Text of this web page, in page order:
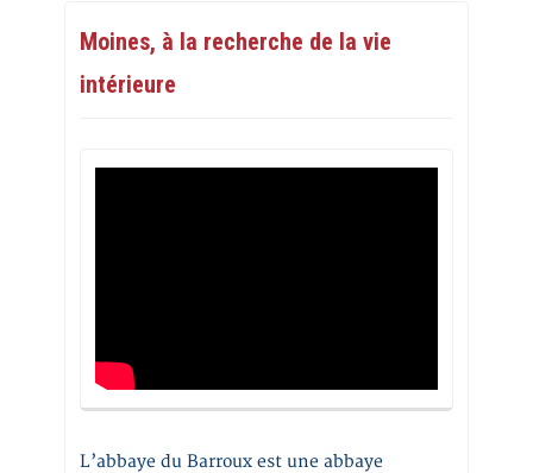
Moines, à la recherche de la vie
intérieure
L’abbaye du Barroux est une abbaye